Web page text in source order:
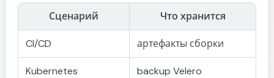
Версионирование
Versioning - включайте почти всегда
Lifecycle policy
Сценарий Что хранится
CI/CD артефакты сборки
Kubernetes backup Velero